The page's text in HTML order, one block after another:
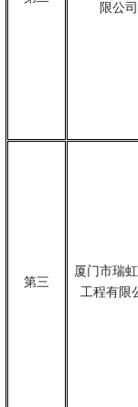
限公司
第三
厦门市瑞
工程有限